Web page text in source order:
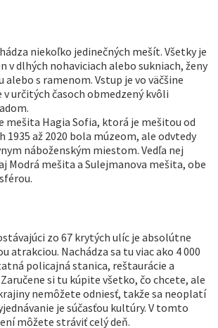
niekoľko jedinečných mešít. Všetky je
v dlhých nohaviciach alebo sukniach, ženy
alebo s ramenom. Vstup je vo väčšine
v určitých časoch obmedzený kvôli
mešita Hagia Sofia, ktorá je mešitou od
1935 až 2020 bola múzeom, ale odvtedy
náboženským miestom. Vedľa nej
Modrá mešita a Sulejmanova mešita, obe
zo 67 krytých ulíc je absolútne
atrakciou. Nachádza sa tu viac ako 4 000
policajná stanica, reštaurácie a
si tu kúpite všetko, čo chcete, ale
nemôžete odniesť, takže sa neoplatí
je súčasťou kultúry. V tomto
môžete stráviť celý deň.